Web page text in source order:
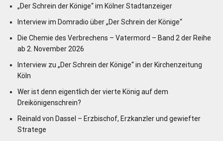
„Der Schrein der Könige“ im Kölner Stadtanzeiger
Interview im Domradio über „Der Schrein der Könige“
Die Chemie des Verbrechens – Vatermord – Band 2 der Reihe
ab 2. November 2026
Interview zu „Der Schrein der Könige“ in der Kirchenzeitung
Köln
Wer ist denn eigentlich der vierte König auf dem
Dreikönigenschrein?
Reinald von Dassel – Erzbischof, Erzkanzler und gewiefter
Stratege